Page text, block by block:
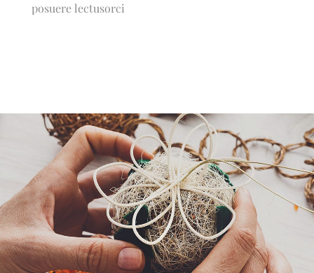
posuere lectusorci